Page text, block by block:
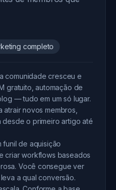
completo
comunidade cresceu e
gratuito, automação de
— tudo em um só lugar.
novos membros,
o primeiro artigo até
funil de aquisição
criar workflows baseados
Você consegue ver
a qual conversão.